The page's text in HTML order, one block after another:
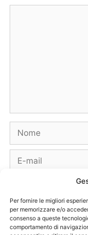
Per fornire le migliori
per memorizzare e/o
consenso a queste
comportamento di
Nome
E-
mail
web